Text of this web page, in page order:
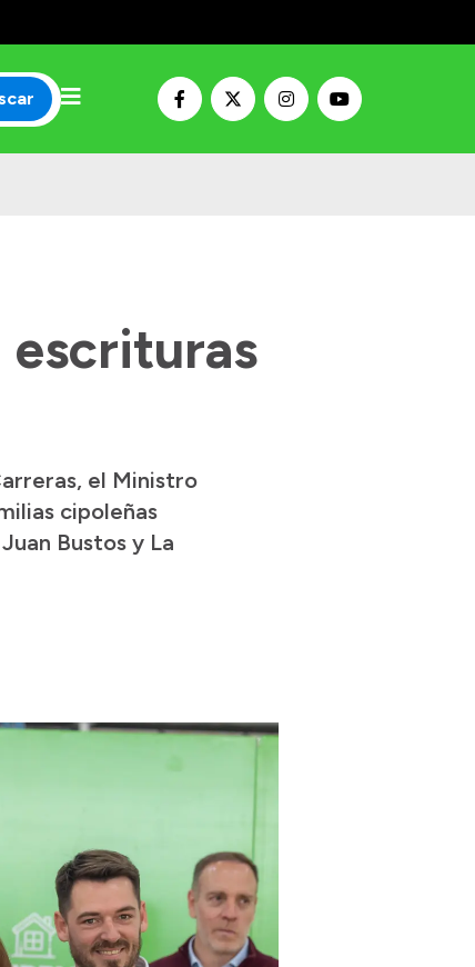
escrituras
el Ministro
cipoleñas
Bustos y La